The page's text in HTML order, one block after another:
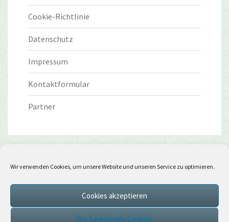
Wir verwenden Cookies, um unsere Website und unseren Service zu optimieren.
Cookies akzeptieren
Nur funktionale Cookies
Cookie-Richtlinie
Datenschutz
Impressum
Kontaktformular
Partner